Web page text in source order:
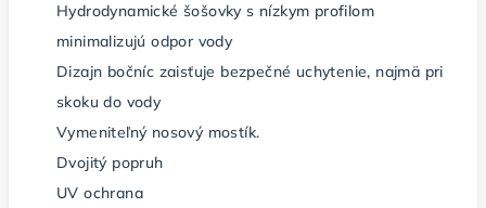
Hydrodynamické šošovky s nízkym profilom
minimalizujú odpor vody
Dizajn bočníc zaisťuje bezpečné uchytenie, najmä pri
skoku do vody
Vymeniteľný nosový mostík.
Dvojitý popruh
UV ochrana